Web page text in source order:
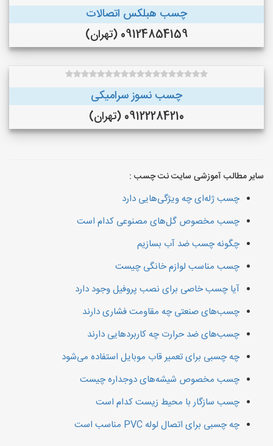
چسب هبلکس اتصالات
09124854159 (تهران)
چسب نسوز سرامیکی
09122284210 (تهران)
سایر مطالب آموزشی سایت نت چسب :
چسب ژله‌ای چه ویژگی‌هایی دارد
چسب مخصوص گل‌های مصنوعی کدام است
چگونه چسب ضد آب بسازیم
چسب مناسب لوازم خانگی چیست
آیا چسب خاصی برای نصب پروفیل وجود دارد
چسب‌های صنعتی چه مقاومت فشاری دارند
چسب‌های ضد حرارت چه کاربردهایی دارند
چه چسبی برای تعمیر قاب موبایل استفاده می‌شود
چسب مخصوص شیشه‌های دوجداره چیست
چسب سازگار با محیط زیست کدام است
چه چسبی برای اتصال لوله PVC مناسب است